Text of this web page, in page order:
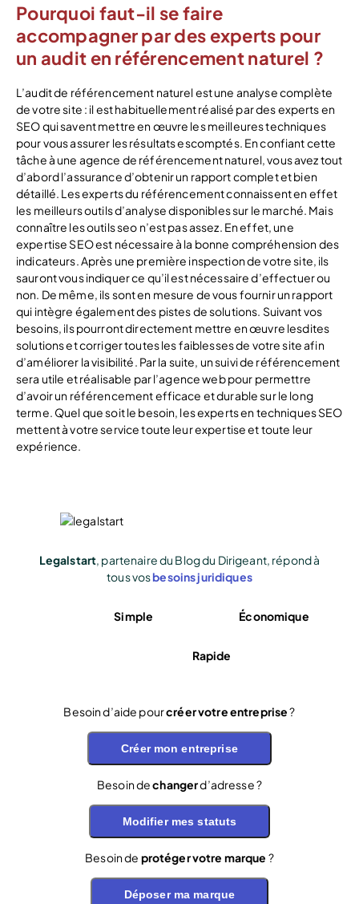
Pourquoi faut-il se faire
accompagner par des experts pour
un audit en référencement naturel ?
L’audit de référencement naturel est une analyse complète
de votre site : il est habituellement réalisé par des experts en
SEO qui savent mettre en œuvre les meilleures techniques
pour vous assurer les résultats escomptés. En confiant cette
tâche à une agence de référencement naturel, vous avez tout
d’abord l’assurance d’obtenir un rapport complet et bien
détaillé. Les experts du référencement connaissent en effet
les meilleurs outils d’analyse disponibles sur le marché. Mais
connaître les outils seo n’est pas assez. En effet, une
expertise SEO est nécessaire à la bonne compréhension des
indicateurs. Après une première inspection de votre site, ils
sauront vous indiquer ce qu’il est nécessaire d’effectuer ou
non. De même, ils sont en mesure de vous fournir un rapport
qui intègre également des pistes de solutions. Suivant vos
besoins, ils pourront directement mettre en œuvre lesdites
solutions et corriger toutes les faiblesses de votre site afin
d’améliorer la visibilité. Par la suite, un suivi de référencement
sera utile et réalisable par l’agence web pour permettre
d’avoir un référencement efficace et durable sur le long
terme. Quel que soit le besoin, les experts en techniques SEO
mettent à votre service toute leur expertise et toute leur
expérience.
Legalstart, partenaire du Blog du Dirigeant, répond à
tous vosbesoins juridiques
Simple Économique
Rapide
Besoin d’aide pourcréer votre entreprise?
Créer mon entreprise
Besoin dechangerd’adresse ?
Modifier mes statuts
Besoin de protéger votre marque ?
Déposer ma marque